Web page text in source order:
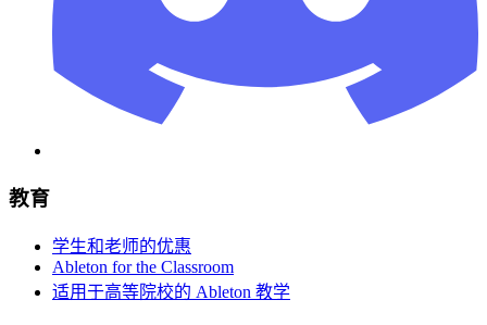
教育
学生和老师的优惠
Ableton for the Classroom
适用于高等院校的 Ableton 教学